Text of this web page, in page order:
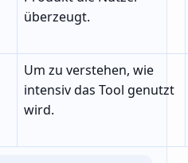
überzeugt.
Um zu verstehen, wie
intensiv das Tool genutzt
wird.